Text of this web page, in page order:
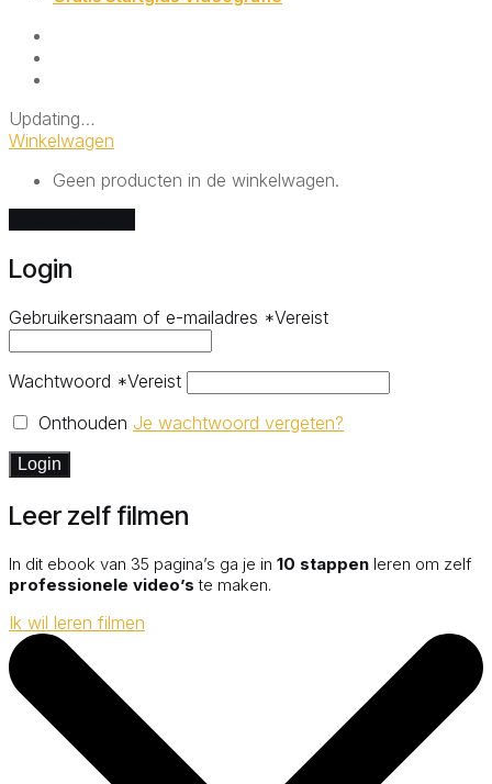
Updating…
Winkelwagen
Geen producten in de winkelwagen.
Login
Gebruikersnaam of e-mailadres *Vereist
Wachtwoord *Vereist
Onthouden Je wachtwoord vergeten?
Login
Leer zelf filmen
In dit ebook van 35 pagina’s ga je in 10 stappen leren om zelf
professionele video’s te maken.
Ik wil leren filmen